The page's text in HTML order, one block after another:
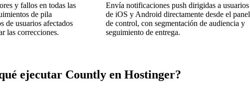
y fallos en todas las
de pila
de usuarios afectados
las correcciones.
Envía notificaciones push dirigidas a usuarios
de iOS y Android directamente desde el panel
de control, con segmentación de audiencia y
seguimiento de entrega.
ejecutar Countly en Hostinger?